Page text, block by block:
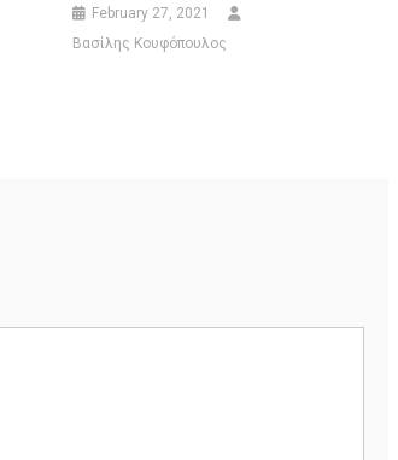
February 27, 2021
Βασίλης Κουφόπουλος